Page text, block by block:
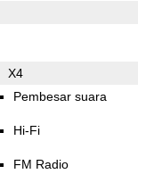
X4
Pembesar suara
Hi-Fi
FM Radio